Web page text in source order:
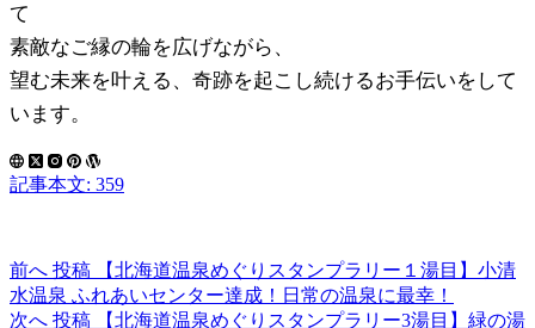
て
素敵なご縁の輪を広げながら、
望む未来を叶える、奇跡を起こし続けるお手伝いをして
います。
記事本文: 359
前へ 投稿
【北海道温泉めぐりスタンプラリー１湯目】小清
水温泉 ふれあいセンター達成！日常の温泉に最幸！
次へ 投稿
【北海道温泉めぐりスタンプラリー3湯目】緑の湯